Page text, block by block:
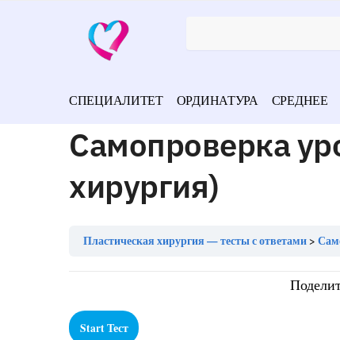
СПЕЦИАЛИТЕТ ОРДИНАТУРА СРЕДНЕЕ
Самопроверка
хирургия)
Пластическая хирургия — тесты с ответами